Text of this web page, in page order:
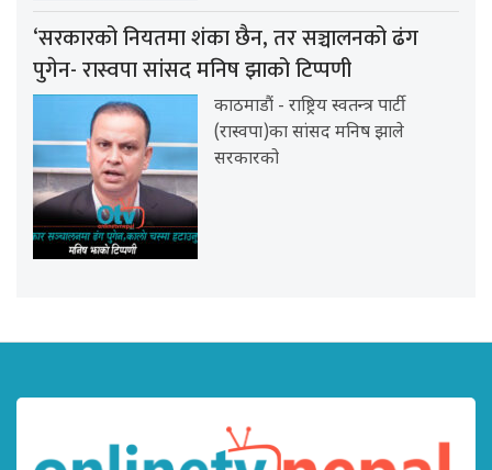
‘सरकारको नियतमा शंका छैन, तर सञ्चालनको ढंग
पुगेन- रास्वपा सांसद मनिष झाको टिप्पणी
काठमाडौं - राष्ट्रिय स्वतन्त्र पार्टी
(रास्वपा)का सांसद मनिष झाले
सरकारको